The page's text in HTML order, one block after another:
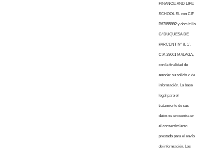
FINANCE AND LIFE
SCHOOL SL con CIF
B67855882 y domicilio
C/ DUQUESA DE
PARCENT Nº 8, 1º,
C.P. 29001 MALAGA,
con la finalidad de
atender su solicitud de
información. La base
legal para el
tratamiento de sus
datos se encuentra en
el consentimiento
prestado para el envío
de información. Los